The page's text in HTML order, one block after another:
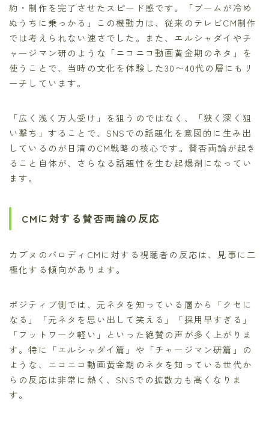
約・制作を完了させたスピード感です。「ブームが冷め
ぬうちに乗っかる」この機動力は、従来のテレビCM制作
では考えられない速さでした。また、エルシャダイやチ
ャージマン研のような「ニコニコ動画黄金期のネタ」を
使うことで、当時の文化を体験した30〜40代の層にもリ
ーチしています。
「広く浅く万人受け」を狙うのではなく、「狭く深く狙
い撃ち」することで、SNSでの話題化を意図的に生み出
しているのが日清のCM戦略の核心です。賛否両論が起き
ること自体が、さらなる話題性を生む起爆剤になってい
ます。
CMに対する賛否両論の反応
カプヌのパロディCMに対する視聴者の反応は、見事に二
極化する傾向があります。
ポジティブ側では、元ネタを知っている層から「クセに
なる」「元ネタを思い出して笑える」「採用早すぎる」
「フットワーク軽い」といった絶賛の声が多く上がりま
す。特に「エルシャダイ篇」や「チャージマン研篇」の
ような、ニコニコ動画黄金期のネタを知っている世代か
らの反応は非常に熱く、SNSでの拡散力も高くなりま
す。